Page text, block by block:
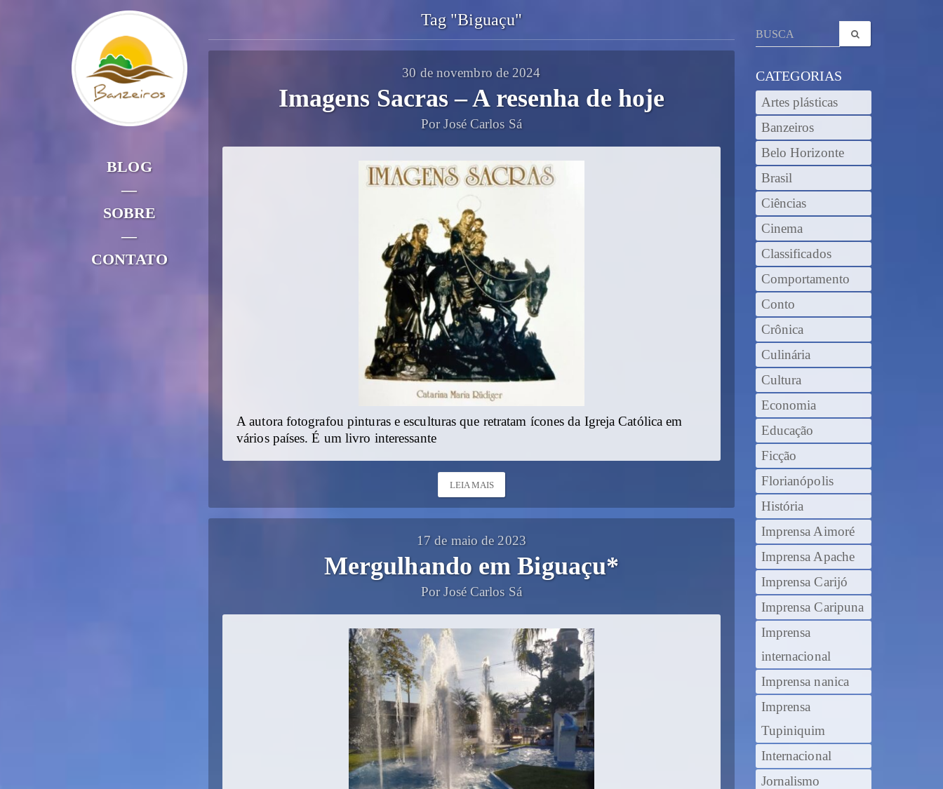
BLOG
—
SOBRE
—
CONTATO
Tag "Biguaçu"
30 de novembro de 2024
Imagens Sacras – A resenha de hoje
Por José Carlos Sá
A autora fotografou pinturas e esculturas que retratam ícones da Igreja Católica em
vários países. É um livro interessante
LEIA MAIS
17 de maio de 2023
Mergulhando em Biguaçu*
Por José Carlos Sá
CATEGORIAS
Artes plásticas
Banzeiros
Belo Horizonte
Brasil
Ciências
Cinema
Classificados
Comportamento
Conto
Crônica
Culinária
Cultura
Economia
Educação
Ficção
Florianópolis
História
Imprensa Aimoré
Imprensa Apache
Imprensa Carijó
Imprensa Caripuna
Imprensa
internacional
Imprensa nanica
Imprensa
Tupiniquim
Internacional
Jornalismo